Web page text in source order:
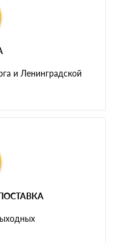
и Ленинградской